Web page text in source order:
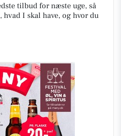
tilbud for næste uge, så
I skal have, og hvor du